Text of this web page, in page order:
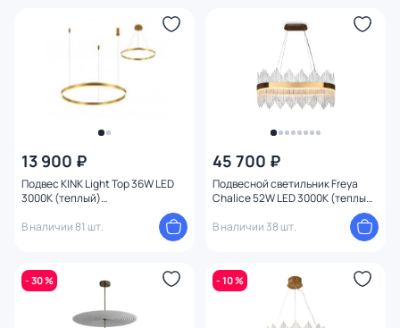
13 900 ₽
Подвес KINK Light Тор 36W LED
3000К (теплый)
В наличии 81 шт.
45 700 ₽
Подвесной светильник Freya
Chalice 52W LED 3000К (теплый)
В наличии 38 шт.
- 30 % - 10 %